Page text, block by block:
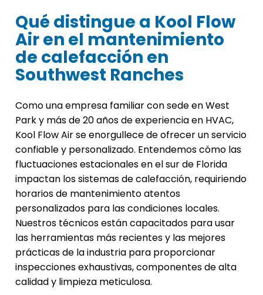
Qué distingue a Kool Flow
Air en el mantenimiento
de calefacción en
Southwest Ranches
Como una empresa familiar con sede en West
Park y más de 20 años de experiencia en HVAC,
Kool Flow Air se enorgullece de ofrecer un servicio
confiable y personalizado. Entendemos cómo las
fluctuaciones estacionales en el sur de Florida
impactan los sistemas de calefacción, requiriendo
horarios de mantenimiento atentos
personalizados para las condiciones locales.
Nuestros técnicos están capacitados para usar
las herramientas más recientes y las mejores
prácticas de la industria para proporcionar
inspecciones exhaustivas, componentes de alta
calidad y limpieza meticulosa.